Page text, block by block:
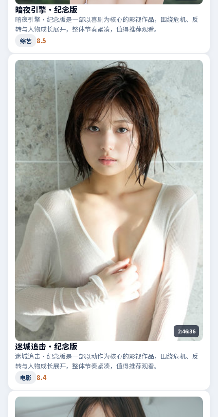
暗夜引擎·纪念版
暗夜引擎·纪念版是一部以喜剧为核心的影视作品，围绕危机、反
转与人物成长展开，整体节奏紧凑，值得推荐观看。
综艺 8.5
2:46:36
迷城追击·纪念版
迷城追击·纪念版是一部以动作为核心的影视作品，围绕危机、反
转与人物成长展开，整体节奏紧凑，值得推荐观看。
电影 8.4